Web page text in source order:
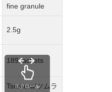
fine granule
2.5g
189sachets
Tsumura/ツムラ
スクロール